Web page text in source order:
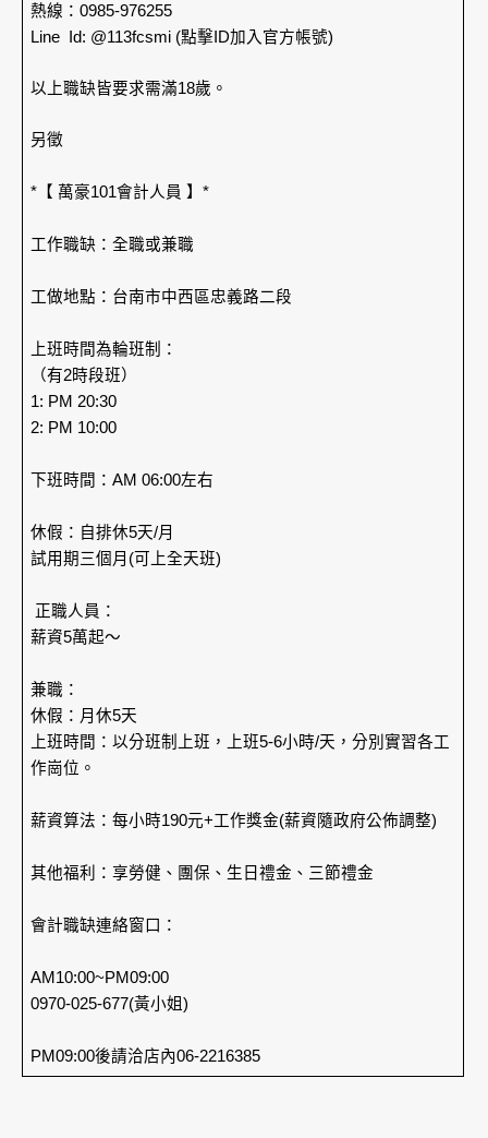
熱線：0985-976255
Line Id: @113fcsmi (點擊ID加入官方帳號)
以上職缺皆要求需滿18歲。
另徵
*【 萬豪101會計人員 】*
工作職缺：全職或兼職
工做地點：台南市中西區忠義路二段
上班時間為輪班制：
（有2時段班）
1: PM 20:30
2: PM 10:00
下班時間：AM 06:00左右
休假：自排休5天/月
試用期三個月(可上全天班)
正職人員：
薪資5萬起～
兼職：
休假：月休5天
上班時間：以分班制上班，上班5-6小時/天，分別實習各工
作崗位。
薪資算法：每小時190元+工作獎金(薪資隨政府公佈調整)
其他福利：享勞健、團保、生日禮金、三節禮金
會計職缺連絡窗口：
AM10:00~PM09:00
0970-025-677(黃小姐)
PM09:00後請洽店內06-2216385